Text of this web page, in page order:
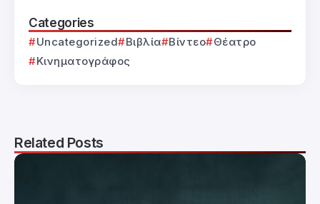
Categories
Uncategorized Βιβλία Βίντεο
Θέατρο
Κινηματογράφος
Related Posts